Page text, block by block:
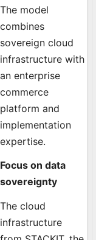
The model
combines
sovereign cloud
infrastructure with
an enterprise
commerce
platform and
implementation
expertise.
Focus on data
sovereignty
The cloud
infrastructure